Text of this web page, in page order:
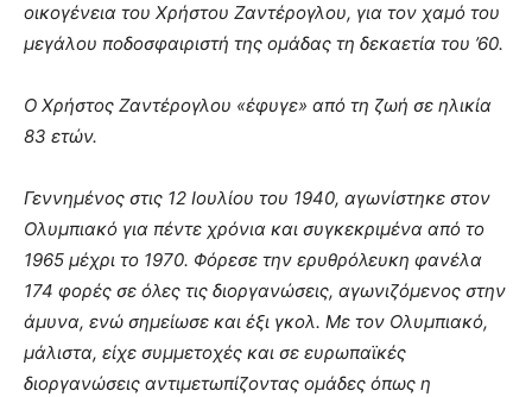
οικογένεια του Χρήστου Ζαντέρογλου, για τον χαμό του
μεγάλου ποδοσφαιριστή της ομάδας τη δεκαετία του ’60.
Ο Χρήστος Ζαντέρογλου «έφυγε» από τη ζωή σε ηλικία
83 ετών.
Γεννημένος στις 12 Ιουλίου του 1940, αγωνίστηκε στον
Ολυμπιακό για πέντε χρόνια και συγκεκριμένα από το
1965 μέχρι το 1970. Φόρεσε την ερυθρόλευκη φανέλα
174 φορές σε όλες τις διοργανώσεις, αγωνιζόμενος στην
άμυνα, ενώ σημείωσε και έξι γκολ. Με τον Ολυμπιακό,
μάλιστα, είχε συμμετοχές και σε ευρωπαϊκές
διοργανώσεις αντιμετωπίζοντας ομάδες όπως η